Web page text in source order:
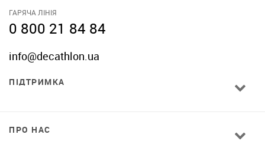
ГАРЯЧА ЛІНІЯ
0 800 21 84 84
info@decathlon.ua
ПІДТРИМКА
ПРО НАС